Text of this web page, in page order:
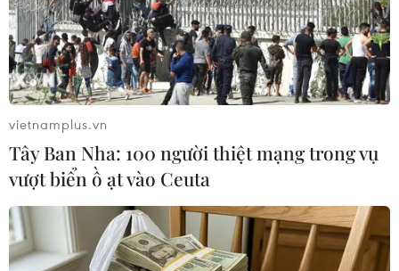
Lai Châu: Ăn quả dâu mới phun thuốc
sâu, 2 trẻ mầm non tử vong
01/10/2015 11:37
vietnamplus.vn
Tây Ban Nha: 100 người thiệt mạng trong vụ
vượt biển ồ ạt vào Ceuta